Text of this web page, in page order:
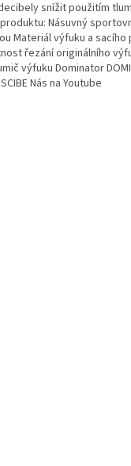
snížit použitím
Násuvný
Materiál výfuku a
řezání originálního
výfuku Dominator
Nás na Youtube